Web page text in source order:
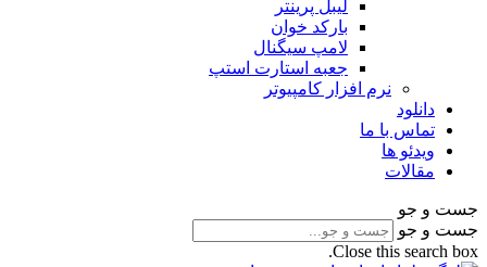
لیبل پرینتر
بارکد خوان
لامپ سیگنال
جعبه استارت استپ
نرم افزار کامپیوتر
دانلود
تماس با ما
ویدئو ها
مقالات
جست و جو
جست و جو
Close this search box.